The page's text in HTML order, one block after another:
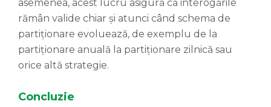
asemenea, acest lucru asigură că interogările
rămân valide chiar și atunci când schema de
partiționare evoluează, de exemplu de la
partiționare anuală la partiționare zilnică sau
orice altă strategie.
Concluzie